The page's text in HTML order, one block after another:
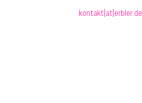
kontakt{at}erbler.de